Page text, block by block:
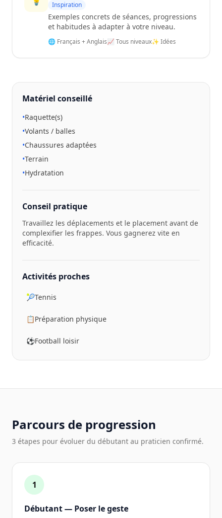
Inspiration
Exemples concrets de séances, progressions
et habitudes à adapter à votre niveau.
🌐 Français + Anglais📈 Tous niveaux✨ Idées
Matériel conseillé
•Raquette(s)
•Volants / balles
•Chaussures adaptées
•Terrain
•Hydratation
Conseil pratique
Travaillez les déplacements et le placement avant de
complexifier les frappes. Vous gagnerez vite en
efficacité.
Activités proches
🎾Tennis
📋Préparation physique
⚽Football loisir
Parcours de progression
3 étapes pour évoluer du débutant au praticien confirmé.
1
Débutant — Poser le geste